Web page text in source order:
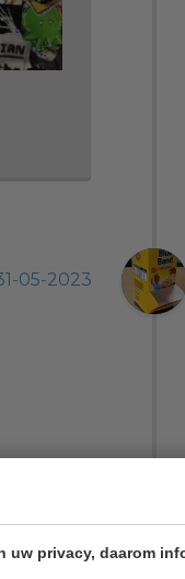
uw privacy, daarom
05-2023